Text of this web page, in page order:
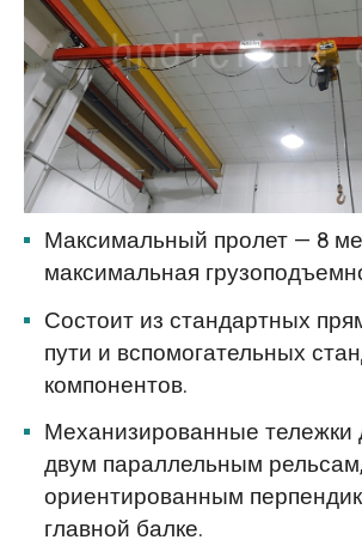
Максимальный пролет — 8
максимальная
Состоит из стандартных
пути и вспомогательных
компонентов.
Механизированные тележки
двум параллельным рельсам,
ориентированным
главной балке.